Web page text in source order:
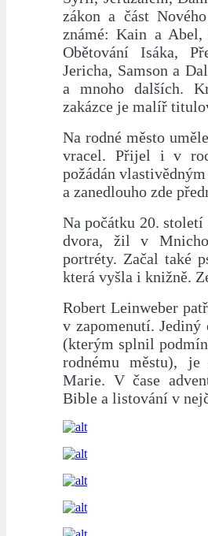
zákon a část
známé: Kain a Abel,
Obětování Isáka,
Jericha, Samson a
a mnoho dalších.
zakázce je malíř
Na rodné město
vracel. Přijel i v
požádán
a zanedlouho zde
Na počátku 20.
dvora, žil v
portréty. Začal také
která vyšla i knižně.
Robert Leinweber
v zapomenutí. Jediný
(kterým splnil
rodnému městu),
Marie. V čase
Bible a listování v